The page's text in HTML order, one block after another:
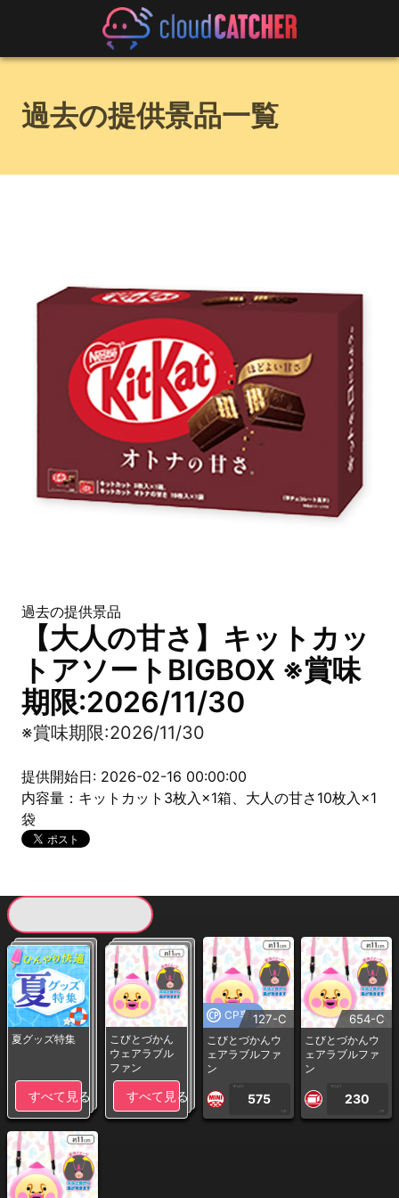
過去の提供景品一覧
過去の提供景品
【大人の甘さ】キットカッ
トアソートBIGBOX ※賞味
期限:2026/11/30
※賞味期限:2026/11/30
提供開始日: 2026-02-16 00:00:00
内容量：キットカット3枚入×1箱、大人の甘さ10枚入×1
袋
夏グッズ特集
すべて見る
こびとづかん
ウェアラブル
ファン
すべて見る
CP専用127-C
こびとづかんウ
ェアラブルファ
ン
1PLAY
575
CP
654-C
こびとづかんウ
ェアラブルファ
ン
1PLAY
230
CP